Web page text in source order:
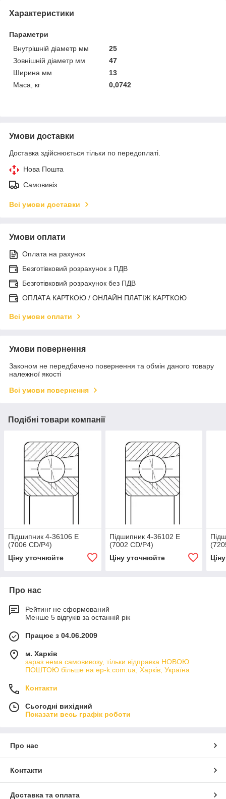
Характеристики
Параметри
Внутрішній діаметр мм
25
Зовнішній діаметр мм
47
Ширина мм
13
Маса, кг
0,0742
Умови доставки
Доставка здійснюється тільки по передоплаті.
Нова Пошта
Самовивіз
Всі умови доставки
Умови оплати
Оплата на рахунок
Безготівковий розрахунок з ПДВ
Безготівковий розрахунок без ПДВ
ОПЛАТА КАРТКОЮ / ОНЛАЙН ПЛАТІЖ КАРТКОЮ
Всі умови оплати
Умови повернення
Законом не передбачено повернення та обмін даного товару
належної якості
Всі умови повернення
Подібні товари компанії
Підшипник 4-36106 Е
(7006 CD/Р4)
Ціну уточнюйте
Підшипник 4-36102 Е
(7002 CD/Р4)
Ціну уточнюйте
Про нас
Рейтинг не сформований
Менше 5 відгуків за останній рік
Працює з 04.06.2009
м. Харків
зараз нема самовивозу, тільки відправка НОВОЮ
ПОШТОЮ більше на ep-k.com.ua, Харків, Україна
Контакти
Сьогодні вихідний
Показати весь графік роботи
Про нас
Контакти
Доставка та оплата